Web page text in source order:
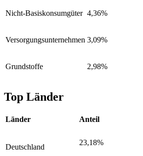
Nicht-Basiskonsumgüter 4,36%
Versorgungsunternehmen 3,09%
Grundstoffe 2,98%
Top Länder
Länder Anteil
Deutschland
23,18%